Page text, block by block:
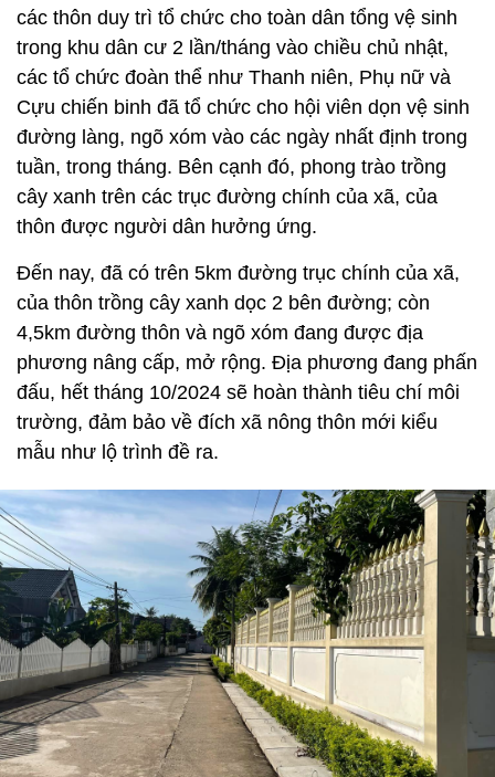
các thôn duy trì tổ chức cho toàn dân tổng vệ sinh
trong khu dân cư 2 lần/tháng vào chiều chủ nhật,
các tổ chức đoàn thể như Thanh niên, Phụ nữ và
Cựu chiến binh đã tổ chức cho hội viên dọn vệ sinh
đường làng, ngõ xóm vào các ngày nhất định trong
tuần, trong tháng. Bên cạnh đó, phong trào trồng
cây xanh trên các trục đường chính của xã, của
thôn được người dân hưởng ứng.
Đến nay, đã có trên 5km đường trục chính của xã,
của thôn trồng cây xanh dọc 2 bên đường; còn
4,5km đường thôn và ngõ xóm đang được địa
phương nâng cấp, mở rộng. Địa phương đang phấn
đấu, hết tháng 10/2024 sẽ hoàn thành tiêu chí môi
trường, đảm bảo về đích xã nông thôn mới kiểu
mẫu như lộ trình đề ra.